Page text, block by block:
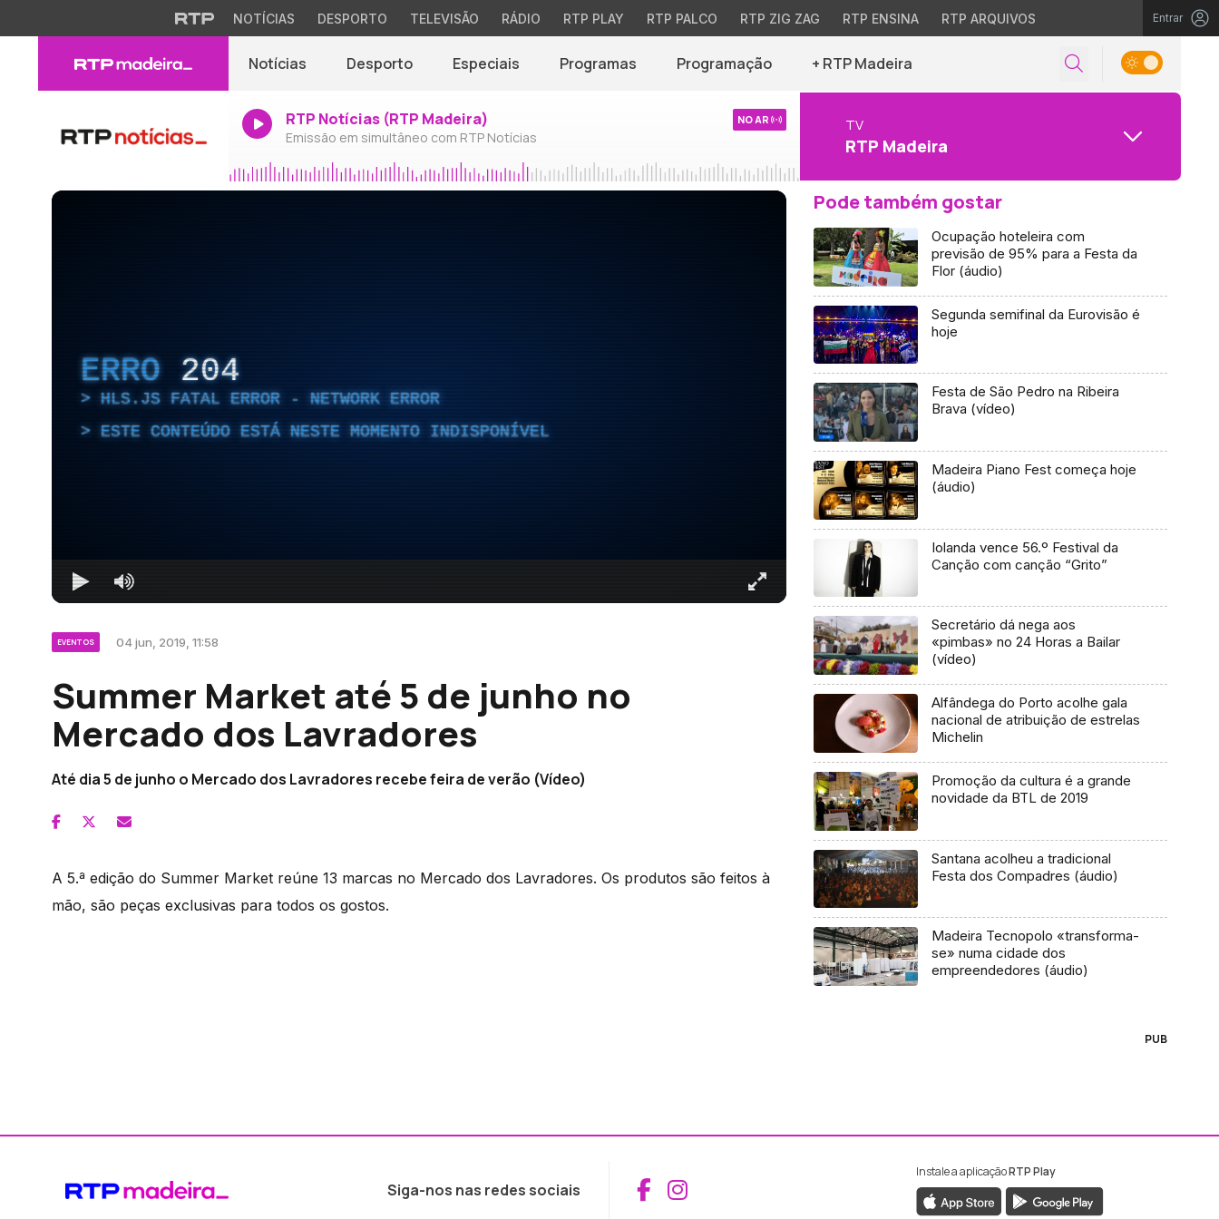
NOTÍCIAS DESPORTO TELEVISÃO RÁDIO RTP PLAY RTP PALCO RTP ZIG ZAG RTP ENSINA RTP ARQUIVOS Entrar
Notícias Desporto Especiais Programas Programação + RTP Madeira
RTP Notícias (RTP Madeira)
Emissão em simultâneo com RTP Notícias
NO AR TV
RTP Madeira
ERRO 204
HLS.JS FATAL ERROR - NETWORK ERROR
ESTE CONTEÚDO ESTÁ NESTE MOMENTO INDISPONÍVEL
EVENTOS 04 jun, 2019, 11:58
Summer Market até 5 de junho no
Mercado dos Lavradores
Até dia 5 de junho o Mercado dos Lavradores recebe feira de verão (Vídeo)
A 5.ª edição do Summer Market reúne 13 marcas no Mercado dos Lavradores. Os produtos são feitos à
mão, são peças exclusivas para todos os gostos.
Pode também gostar
Ocupação hoteleira com
previsão de 95% para a Festa da
Flor (áudio)
Segunda semifinal da Eurovisão é
hoje
Festa de São Pedro na Ribeira
Brava (vídeo)
Madeira Piano Fest começa hoje
(áudio)
Iolanda vence 56.º Festival da
Canção com canção “Grito”
Secretário dá nega aos
«pimbas» no 24 Horas a Bailar
(vídeo)
Alfândega do Porto acolhe gala
nacional de atribuição de estrelas
Michelin
Promoção da cultura é a grande
novidade da BTL de 2019
Santana acolheu a tradicional
Festa dos Compadres (áudio)
Madeira Tecnopolo «transforma-
se» numa cidade dos
empreendedores (áudio)
PUB
Siga-nos nas redes sociais Aceder ao Facebook da RTP Madeira
Aceder ao Instagram da RTP Madeira
Instale a aplicaçãoRTP Play